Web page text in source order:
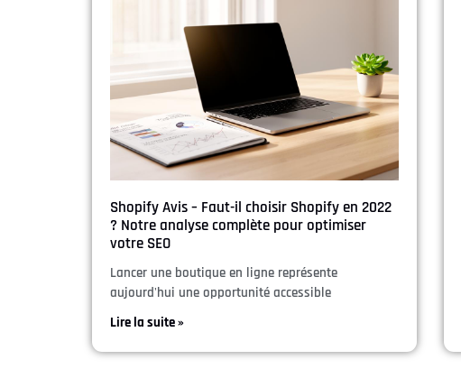
Shopify Avis – Faut-il choisir Shopify en 2022
? Notre analyse complète pour optimiser
votre SEO
Lancer une boutique en ligne représente
aujourd'hui une opportunité accessible
Lire la suite »